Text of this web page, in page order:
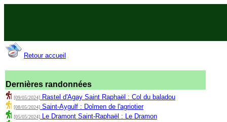
Retour accueil
Dernières randonnées
[09/05/2024] Rastel d'Agay Saint Raphaël : Col du baladou
[08/05/2024] Saint-Aygulf : Dolmen de l'agriotier
[05/05/2024] Le Dramont Saint-Raphaël : Le Dramon